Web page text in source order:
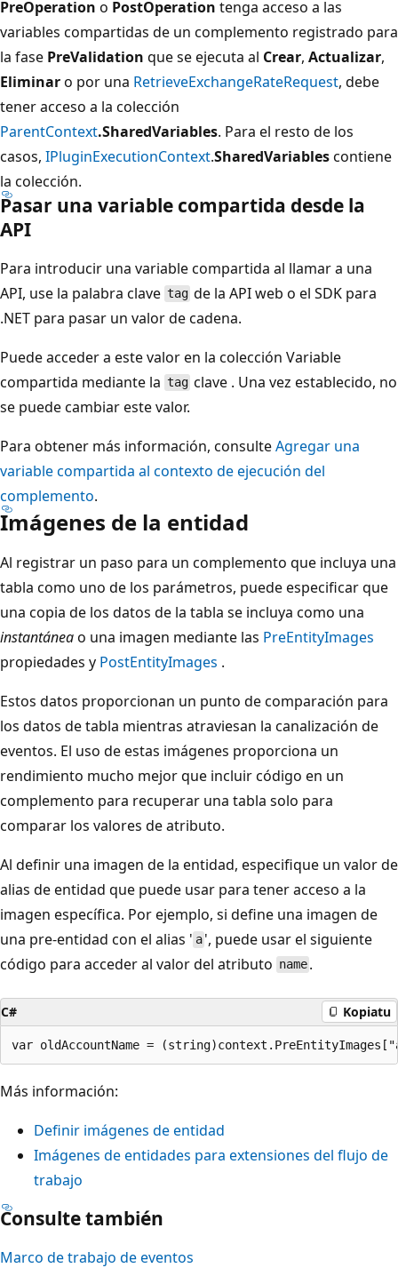
PreOperation o PostOperation tenga acceso a las
variables compartidas de un complemento registrado para
la fase PreValidation que se ejecuta al Crear, Actualizar,
Eliminaro por una RetrieveExchangeRateRequest, debe
tener acceso a la colección
ParentContext.SharedVariables. Para el resto de los
casos, IPluginExecutionContext.SharedVariablescontiene
la colección.
Pasar una variable compartida desde la
API
Para introducir una variable compartida al llamar a una
API, use la palabra clave tag de la API web o el SDK para
.NET para pasar un valor de cadena.
Puede acceder a este valor en la colección Variable
compartida mediante la tag clave . Una vez establecido, no
se puede cambiar este valor.
Para obtener más información, consulteAgregar una
variable compartida al contexto de ejecución del
complemento.
Imágenes de la entidad
Al registrar un paso para un complemento que incluya una
tabla como uno de los parámetros, puede especificar que
una copia de los datos de la tabla se incluya como una
instantáneao una imagen mediante las PreEntityImages
propiedades y PostEntityImages .
Estos datos proporcionan un punto de comparación para
los datos de tabla mientras atraviesan la canalización de
eventos. El uso de estas imágenes proporciona un
rendimiento mucho mejor que incluir código en un
complemento para recuperar una tabla solo para
comparar los valores de atributo.
Al definir una imagen de la entidad, especifique un valor de
alias de entidad que puede usar para tener acceso a la
imagen específica. Por ejemplo, si define una imagen de
una pre-entidad con el alias ' a ', puede usar el siguiente
código para acceder al valor del atributo name .
C# Kopiatu
Más información:
Definir imágenes de entidad
Imágenes de entidades para extensiones del flujo de
trabajo
Consulte también
Marco de trabajo de eventos